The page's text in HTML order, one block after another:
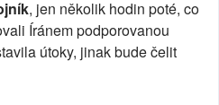
, jen několik hodin poté, co
Íránem podporovanou
útoky, jinak bude čelit